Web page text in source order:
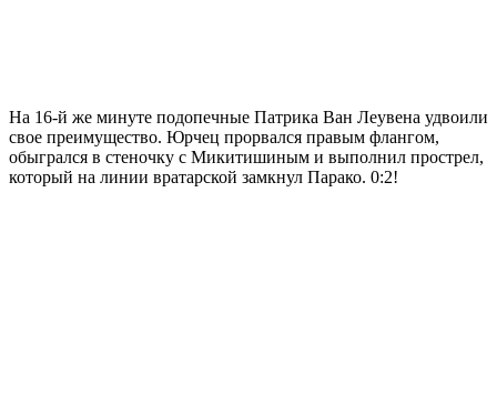
На 16-й же минуте подопечные Патрика Ван Леувена удвоили
свое преимущество. Юрчец прорвался правым флангом,
обыгрался в стеночку с Микитишиным и выполнил прострел,
который на линии вратарской замкнул Парако. 0:2!